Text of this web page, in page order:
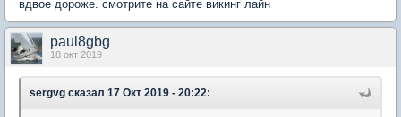
вдвое дороже. смотрите на сайте викинг лайн
paul8gbg
18 окт 2019
sergvg сказал 17 Окт 2019 - 20:22: